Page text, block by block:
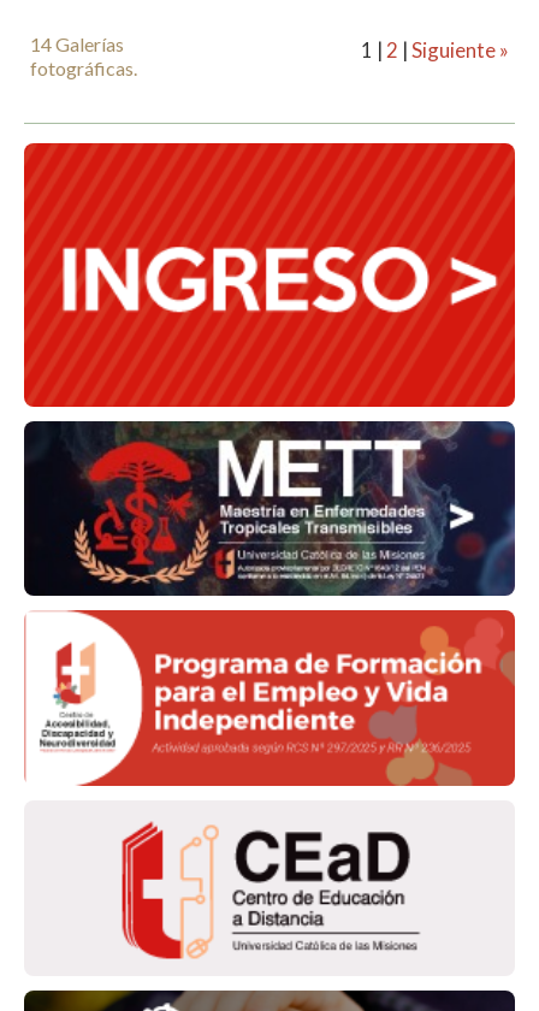
14 Galerías
fotográficas.
1 | 2 |Siguiente »